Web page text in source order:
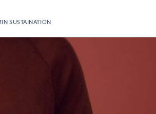
SUSTAINATION